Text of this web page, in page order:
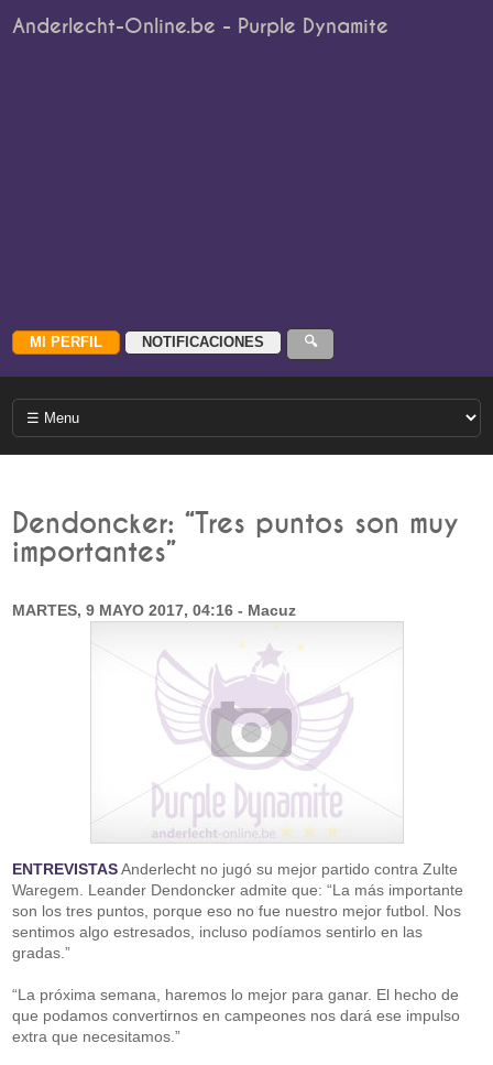
Anderlecht-Online.be - Purple Dynamite
Dendoncker: “Tres puntos son muy
importantes”
MARTES, 9 MAYO 2017, 04:16 - Macuz
ENTREVISTASAnderlecht no jugó su mejor partido contra Zulte
Waregem. Leander Dendoncker admite que: “La más importante
son los tres puntos, porque eso no fue nuestro mejor futbol. Nos
sentimos algo estresados, incluso podíamos sentirlo en las
gradas.”
“La próxima semana, haremos lo mejor para ganar. El hecho de
que podamos convertirnos en campeones nos dará ese impulso
extra que necesitamos.”